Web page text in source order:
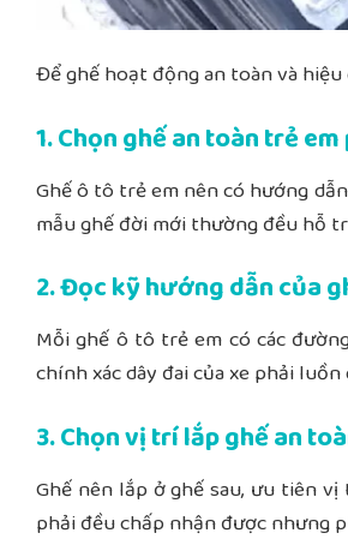
Để ghế hoạt động an toàn và
1. Chọn ghế an toàn trẻ
Ghế ô tô trẻ em nên có hướng
mẫu ghế đời mới thường đều hỗ
2. Đọc kỹ hướng dẫn của
Mỗi ghế ô tô trẻ em có các
chính xác dây đai của xe phải
3. Chọn vị trí lắp ghế an
Ghế nên lắp ở ghế sau, ưu tiên
phải đều chấp nhận được nhưng